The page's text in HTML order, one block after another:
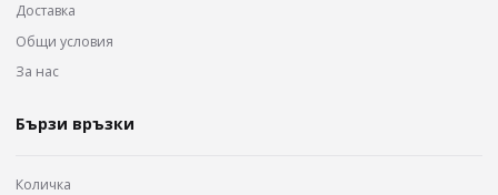
Доставка
Общи условия
За нас
Бързи връзки
Количка